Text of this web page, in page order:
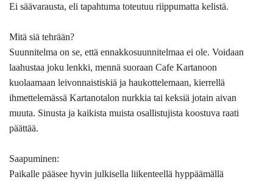
Ei säävarausta, eli tapahtuma toteutuu riippumatta kelistä.
Mitä siä tehrään?
Suunnitelma on se, että ennakkosuunnitelmaa ei ole. Voidaan
laahustaa joku lenkki, mennä suoraan Cafe Kartanoon
kuolaamaan leivonnaistiskiä ja haukottelemaan, kierrellä
ihmettelemässä Kartanotalon nurkkia tai keksiä jotain aivan
muuta. Sinusta ja kaikista muista osallistujista koostuva raati
päättää.
Saapuminen:
Paikalle pääsee hyvin julkisella liikenteellä hyppäämällä